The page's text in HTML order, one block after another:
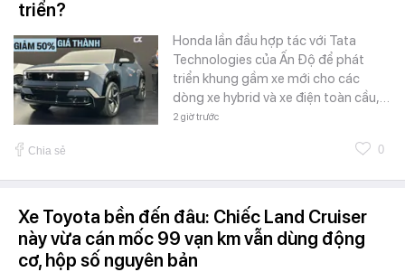
triển?
Honda lần đầu hợp tác với Tata
Technologies của Ấn Độ để phát
triển khung gầm xe mới cho các
dòng xe hybrid và xe điện toàn cầu,…
2 giờ trước
Chia sẻ 0
Xe Toyota bền đến đâu: Chiếc Land Cruiser
này vừa cán mốc 99 vạn km vẫn dùng động
cơ, hộp số nguyên bản